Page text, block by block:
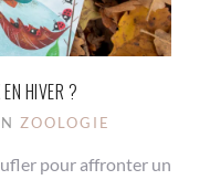
HIVER ?
ZOOLOGIE
pour affronter un